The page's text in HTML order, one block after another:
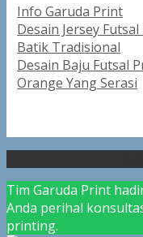
Categories
Info Garuda Print
Post
navigation
Desain Jersey
Batik Tradisional
Desain Baju Futsal
Orange Yang Serasi
Tim Garuda Print
Anda perihal
printing.